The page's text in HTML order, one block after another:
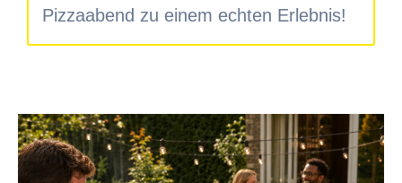
Pizzaabend zu einem echten Erlebnis!